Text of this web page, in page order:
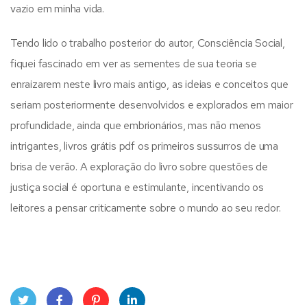
vazio em minha vida.
Tendo lido o trabalho posterior do autor, Consciência Social,
fiquei fascinado em ver as sementes de sua teoria se
enraizarem neste livro mais antigo, as ideias e conceitos que
seriam posteriormente desenvolvidos e explorados em maior
profundidade, ainda que embrionários, mas não menos
intrigantes, livros grátis pdf os primeiros sussurros de uma
brisa de verão. A exploração do livro sobre questões de
justiça social é oportuna e estimulante, incentivando os
leitores a pensar criticamente sobre o mundo ao seu redor.